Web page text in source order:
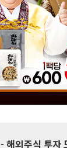
- 해외주식 투자